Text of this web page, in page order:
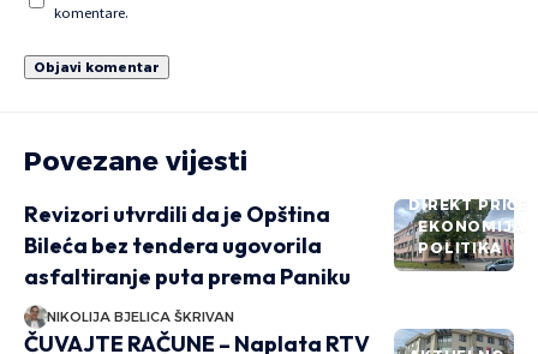
komentare.
Povezane vijesti
DIREKT PRIČE
EKONOMIJA
POLITIKA
Revizori utvrdili da je Opština
Bileća bez tendera ugovorila
asfaltiranje puta prema Paniku
NIKOLIJA BJELICA ŠKRIVAN
ČUVAJTE RAČUNE – Naplata RTV